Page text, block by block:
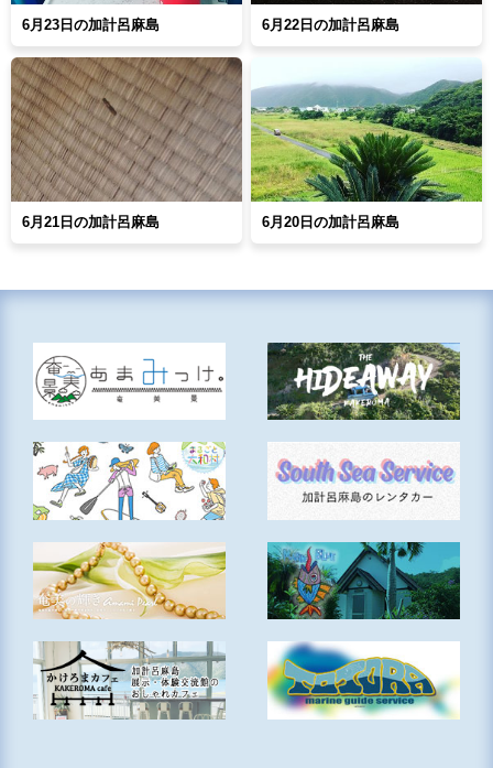
6月23日の加計呂麻島 6月22日の加計呂麻島
6月21日の加計呂麻島 6月20日の加計呂麻島